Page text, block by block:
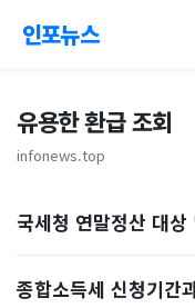
인포뉴스
유용한 환급 조회
infonews.top
국세청 연말정산 대
종합소득세 신청기간